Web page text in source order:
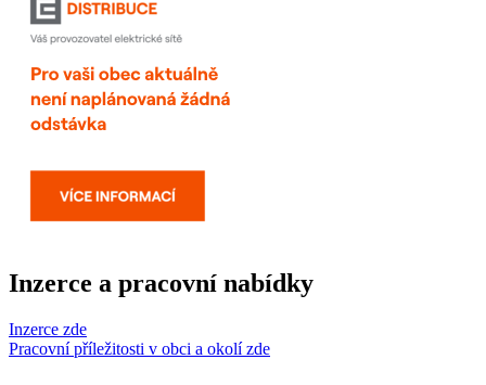
Inzerce a pracovní nabídky
Inzerce zde
Pracovní příležitosti v obci a okolí zde